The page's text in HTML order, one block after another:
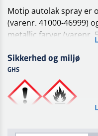
Motip autolak spray er
(varenr. 41000-46999)
metallic farver (varenr.
Overfladen skal være
gammel lak, rust og slib
overflade. Påfør et lag
overfladen. Efter tørring
Sikkerhed og miljø
GHS